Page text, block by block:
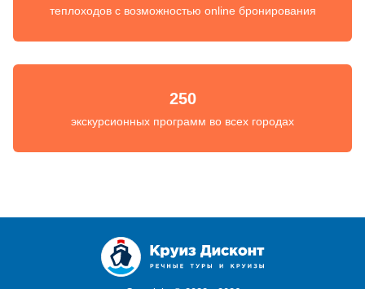
теплоходов с возможностью online бронирования
250
экскурсионных программ во всех городах